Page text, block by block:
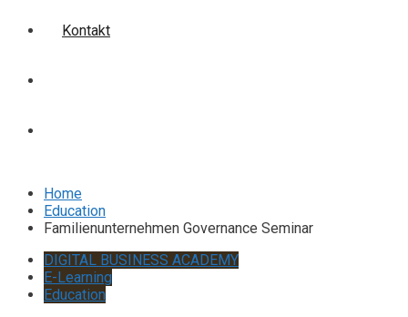
Kontakt
Home
Education
Familienunternehmen Governance Seminar
DIGITAL BUSINESS ACADEMY
E-Learning
Education